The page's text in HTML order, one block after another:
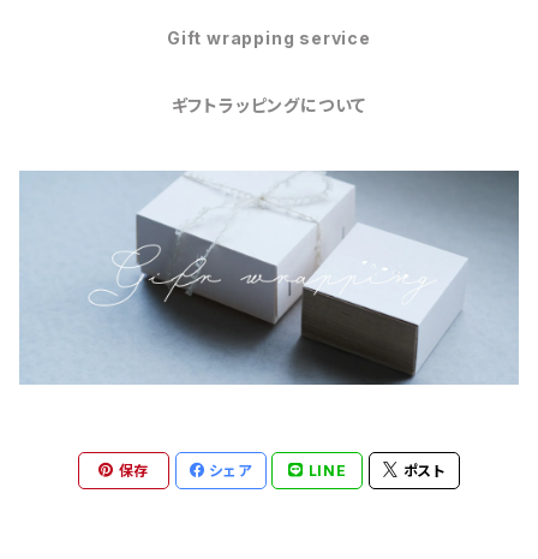
Gift wrapping service
ギフトラッピングについて
保存 シェア LINE ポスト